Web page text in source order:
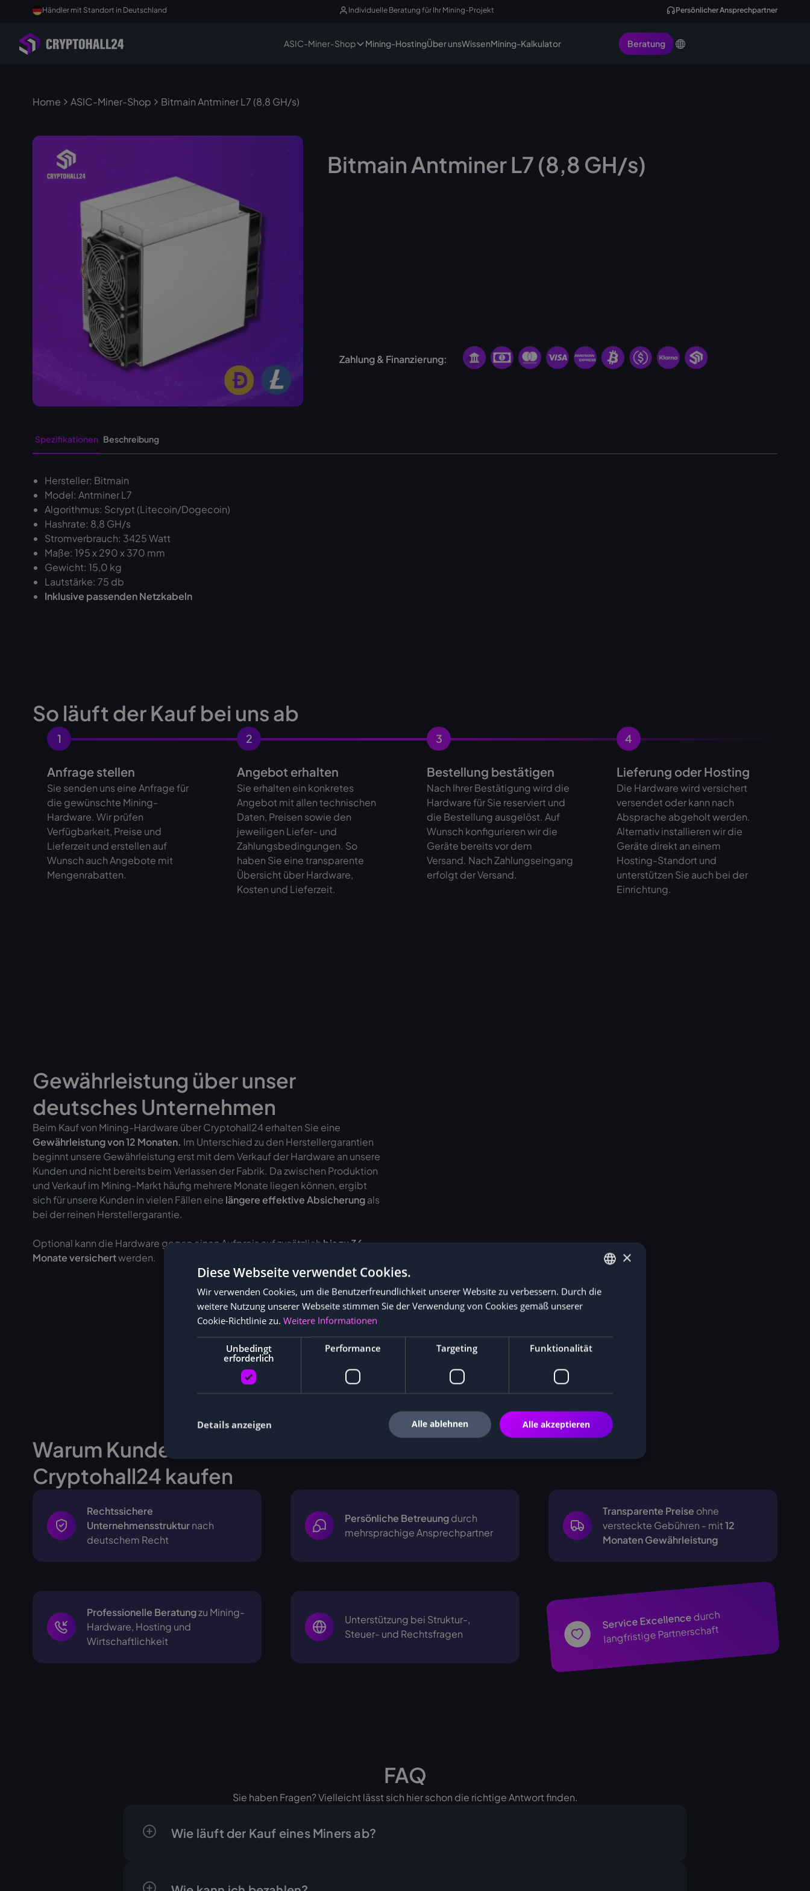
Händler mit Standort in Deutschland Individuelle Beratung für Ihr Mining-Projekt Persönlicher Ansprechpartner
ASIC-Miner-Shop Mining-HostingÜber unsWissenMining-Kalkulator Beratung
Home ASIC-Miner-Shop Bitmain Antminer L7 (8,8 GH/s)
Bitmain Antminer L7 (8,8 GH/s)
Zahlung & Finanzierung:
Spezifikationen Beschreibung
Hersteller: Bitmain
Model: Antminer L7
Algorithmus: Scrypt (Litecoin/Dogecoin)
Hashrate: 8,8 GH/s
Stromverbrauch: 3425 Watt
Maße: 195 x 290 x 370 mm
Gewicht: 15,0 kg
Lautstärke: 75 db
Inklusive passenden Netzkabeln
So läuft der Kauf bei uns ab
1
Anfrage stellen
Sie senden uns eine Anfrage für
die gewünschte Mining-
Hardware. Wir prüfen
Verfügbarkeit, Preise und
Lieferzeit und erstellen auf
Wunsch auch Angebote mit
Mengenrabatten.
2
Angebot erhalten
Sie erhalten ein konkretes
Angebot mit allen technischen
Daten, Preisen sowie den
jeweiligen Liefer- und
Zahlungsbedingungen. So
haben Sie eine transparente
Übersicht über Hardware,
Kosten und Lieferzeit.
3
Bestellung bestätigen
Nach Ihrer Bestätigung wird die
Hardware für Sie reserviert und
die Bestellung ausgelöst. Auf
Wunsch konfigurieren wir die
Geräte bereits vor dem
Versand. Nach Zahlungseingang
erfolgt der Versand.
4
Lieferung oder Hosting
Die Hardware wird versichert
versendet oder kann nach
Absprache abgeholt werden.
Alternativ installieren wir die
Geräte direkt an einem
Hosting-Standort und
unterstützen Sie auch bei der
Einrichtung.
Gewährleistung über unser
deutsches Unternehmen
Beim Kauf von Mining-Hardware über Cryptohall24 erhalten Sie eine
Gewährleistung von12 Monaten. Im Unterschied zu den Herstellergarantien
beginnt unsere Gewährleistung erst mit dem Verkauf der Hardware an unsere
Kunden und nicht bereits beim Verlassen der Fabrik. Da zwischen Produktion
und Verkauf im Mining-Markt häufig mehrere Monate liegen können, ergibt
sich für unsere Kunden in vielen Fällen eine längere effektive Absicherungals
bei der reinen Herstellergarantie.
Optional kann die Hardware gegen einen Aufpreis auf zusätzlichbis zu 36
Monate versichertwerden.
Warum Kunden Miner bei
Cryptohall24 kaufen
Rechtssichere
Unternehmensstrukturnach
deutschem Recht
Persönliche Betreuungdurch
mehrsprachige Ansprechpartner
Transparente Preise ohne
versteckte Gebühren - mit12
Monaten Gewährleistung
Professionelle Beratungzu Mining-
Hardware, Hosting und
Wirtschaftlichkeit
Unterstützung bei Struktur-,
Steuer- und Rechtsfragen
Service Excellencedurch
langfristige Partnerschaft
FAQ
Sie haben Fragen? Vielleicht lässt sich hier schon die richtige Antwort finden.
Wie läuft der Kauf eines Miners ab?
ein schriftliches Angebot mit Endpreis, und sobald Sie es annehmen, stellen wir Ihnen die Rechnung. Nach
GERMAN
×
Diese Webseite verwendet Cookies.
Wir verwenden Cookies, um die Benutzerfreundlichkeit unserer Website zu verbessern. Durch die
weitere Nutzung unserer Webseite stimmen Sie der Verwendung von Cookies gemäß unserer
Cookie-Richtlinie zu. Weitere Informationen
Unbedingt
erforderlich
Performance Targeting Funktionalität
Alle akzeptieren
Alle ablehnen
Details anzeigen